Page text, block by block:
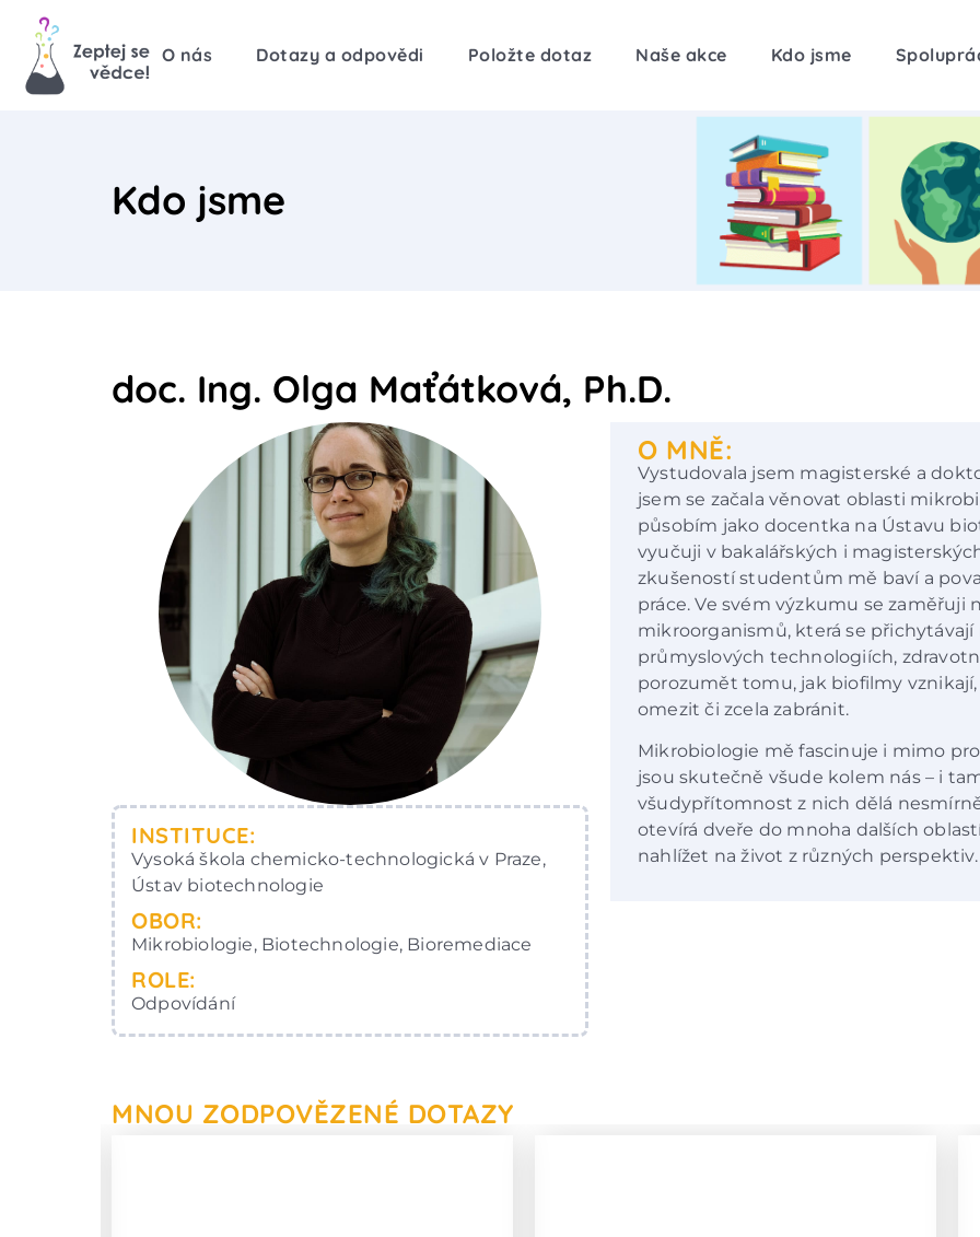
O nás Dotazy a odpovědi Položte dotaz Naše akce Kdo jsme
Kdo jsme
doc. Ing. Olga Maťátková, Ph.D.
INSTITUCE:
Vysoká škola chemicko-technologická v Praze,
Ústav biotechnologie
OBOR:
Mikrobiologie, Biotechnologie, Bioremediace
ROLE:
Odpovídání
O MNĚ:
Vystudovala jsem magisterské a
jsem se začala věnovat oblasti
působím jako docentka na Ústavu
vyučuji v bakalářských i
zkušeností studentům mě baví a
práce. Ve svém výzkumu se zaměřuji
mikroorganismů, která se
průmyslových technologiích,
porozumět tomu, jak biofilmy
omezit či zcela zabránit.
Mikrobiologie mě fascinuje i mimo
jsou skutečně všude kolem nás – i
všudypřítomnost z nich dělá
otevírá dveře do mnoha dalších
nahlížet na život z různých perspektiv.
MNOU ZODPOVĚZENÉ DOTAZY